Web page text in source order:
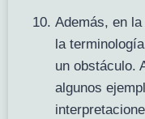
Además, en
la
un obstáculo.
algunos